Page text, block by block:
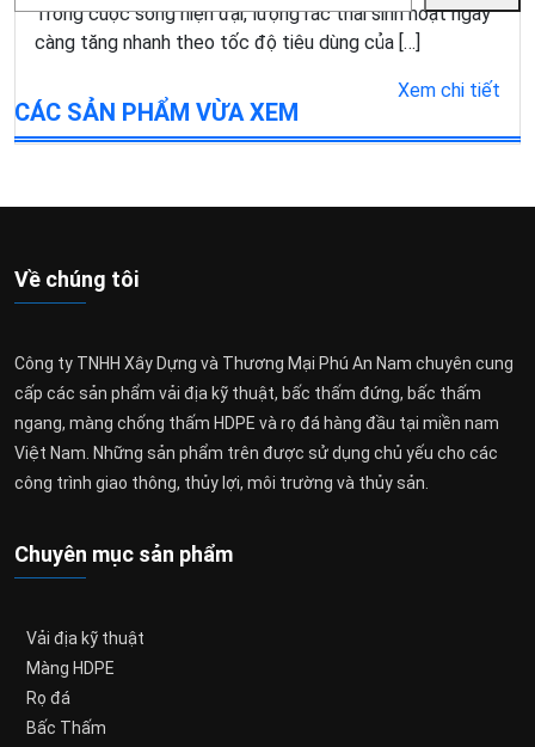
Trong cuộc sống hiện đại, lượng rác thải sinh hoạt ngày
càng tăng nhanh theo tốc độ tiêu dùng của […]
Xem chi tiết
CÁC SẢN PHẨM VỪA XEM
Về chúng tôi
Công ty TNHH Xây Dựng và Thương Mại Phú An Nam chuyên cung
cấp các sản phẩm vải địa kỹ thuật, bấc thấm đứng, bấc thấm
ngang, màng chống thấm HDPE và rọ đá hàng đầu tại miền nam
Việt Nam. Những sản phẩm trên được sử dụng chủ yếu cho các
công trình giao thông, thủy lợi, môi trường và thủy sản.
Chuyên mục sản phẩm
Vải địa kỹ thuật
Màng HDPE
Rọ đá
Bấc Thấm